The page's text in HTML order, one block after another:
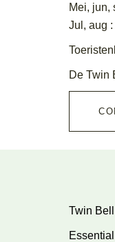
Mei, jun,
Jul, aug
De Twin
Twin